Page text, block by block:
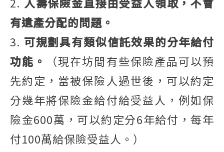
有遺產分配的問題。
3. 可規劃具有類似信託效果的分年給付
功能。
（現在坊間有些保險產品可以預
先約定，當被保險人過世後，可以約定
分幾年將保險金給付給受益人，例如保
險金600萬，可以約定分6年給付，每年
付100萬給保險受益人。）